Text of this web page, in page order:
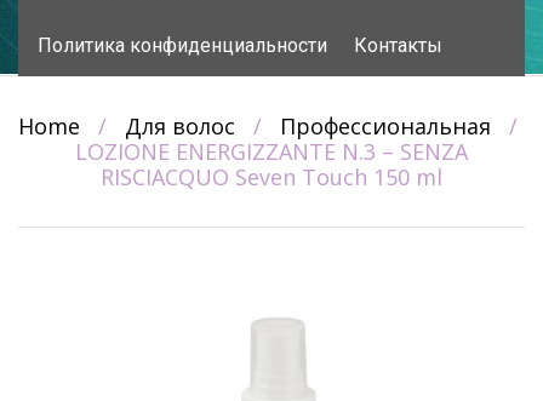
Политика конфиденциальности Контакты
Home / Для волос / Профессиональная
/
LOZIONE ENERGIZZANTE N.3 – SENZA
RISCIACQUO Seven Touch 150 ml